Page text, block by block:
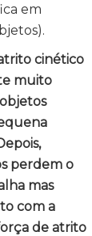
em
cinético
muito
perdem o
mas
com a
de atrito